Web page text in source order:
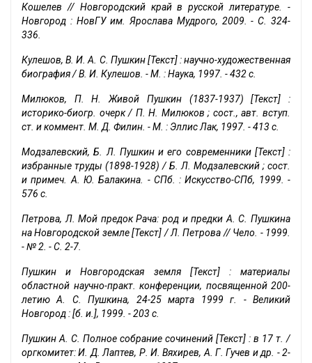
Кошелев // Новгородский край в русской литературе. -
Новгород : НовГУ им. Ярослава Мудрого, 2009. - С. 324-
336.
Кулешов, В. И. А. С. Пушкин [Текст] : научно-художественная
биография / В. И. Кулешов. - М. : Наука, 1997. - 432 с.
Милюков, П. Н. Живой Пушкин (1837-1937) [Текст] :
историко-биогр. очерк / П. Н. Милюков ; сост., авт. вступ.
ст. и коммент. М. Д. Филин. - М. : Эллис Лак, 1997. - 413 с.
Модзалевский, Б. Л. Пушкин и его современники [Текст] :
избранные труды (1898-1928) / Б. Л. Модзалевский ; сост.
и примеч. А. Ю. Балакина. - СПб. : Искусство-СПб, 1999. -
576 с.
Петрова, Л. Мой предок Рача: род и предки А. С. Пушкина
на Новгородской земле [Текст] / Л. Петрова // Чело. - 1999.
- № 2. - С. 2-7.
Пушкин и Новгородская земля [Текст] : материалы
областной научно-практ. конференции, посвященной 200-
летию А. С. Пушкина, 24-25 марта 1999 г. - Великий
Новгород : [б. и.], 1999. - 203 с.
Пушкин А. С. Полное собрание сочинений [Текст] : в 17 т. /
оргкомитет: И. Д. Лаптев, Р. И. Вяхирев, А. Г. Гучев и др. - 2-